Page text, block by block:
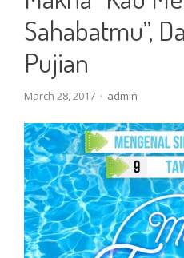
Sahabatmu”,
Pujian
March 28, 2017 Author
admin